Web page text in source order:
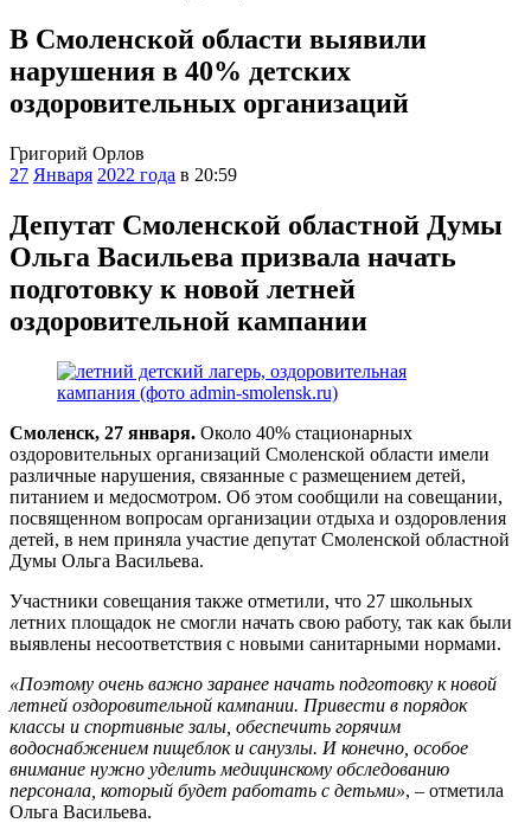
В Смоленской области выявили
нарушения в 40% детских
оздоровительных организаций
Григорий Орлов
27 Января 2022 года в 20:59
Депутат Смоленской областной Думы
Ольга Васильева призвала начать
подготовку к новой летней
оздоровительной кампании
Смоленск, 27 января. Около 40% стационарных
оздоровительных организаций Смоленской области имели
различные нарушения, связанные с размещением детей,
питанием и медосмотром. Об этом сообщили на совещании,
посвященном вопросам организации отдыха и оздоровления
детей, в нем приняла участие депутат Смоленской областной
Думы Ольга Васильева.
Участники совещания также отметили, что 27 школьных
летних площадок не смогли начать свою работу, так как были
выявлены несоответствия с новыми санитарными нормами.
«Поэтому очень важно заранее начать подготовку к новой
летней оздоровительной кампании. Привести в порядок
классы и спортивные залы, обеспечить горячим
водоснабжением пищеблок и санузлы. И конечно, особое
внимание нужно уделить медицинскому обследованию
персонала, который будет работать с детьми», – отметила
Ольга Васильева.